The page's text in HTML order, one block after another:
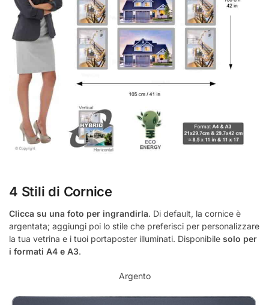
4 Stili di Cornice
Clicca su una foto per ingrandirla. Di default, la cornice è
argentata; aggiungi poi lo stile che preferisci per personalizzare
la tua vetrina e i tuoi portaposter illuminati. Disponibile solo per
i formati A4 e A3.
Argento